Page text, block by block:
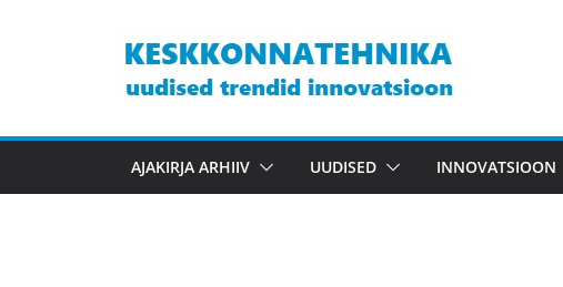
AJAKIRJA ARHIIV UUDISED INNOVATSIOON